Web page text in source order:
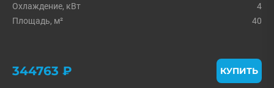
Охлаждение, кВт
4
Площадь, м²
40
344763 ₽ КУПИТЬ